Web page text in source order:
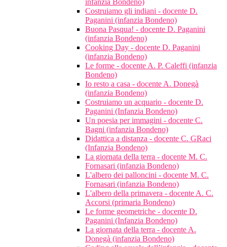
infanzia Bondeno)
Costruiamo gli indiani - docente D.
Paganini (infanzia Bondeno)
Buona Pasqua! - docente D. Paganini
(infanzia Bondeno)
Cooking Day - docente D. Paganini
(infanzia Bondeno)
Le forme - docente A. P. Caleffi (infanzia
Bondeno)
Io resto a casa - docente A. Donegà
(infanzia Bondeno)
Costruiamo un acquario - docente D.
Paganini (Infanzia Bondeno)
Un poesia per immagini - docente C.
Bagni (infanzia Bondeno)
Didattica a distanza - docente C. GRaci
(Infanzia Bondeno)
La giornata della terra - docente M. C.
Fornasari (infanzia Bondeno)
L'albero dei palloncini - docente M. C.
Fornasari (infanzia Bondeno)
L'albero della primavera - docente A. C.
Accorsi (primaria Bondeno)
Le forme geometriche - docente D.
Paganini (Infanzia Bondeno)
La giornata della terra - docente A.
Donegà (infanzia Bondeno)